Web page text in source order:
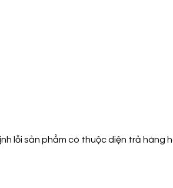
lỗi sản phẩm có thuộc diện trả hàng